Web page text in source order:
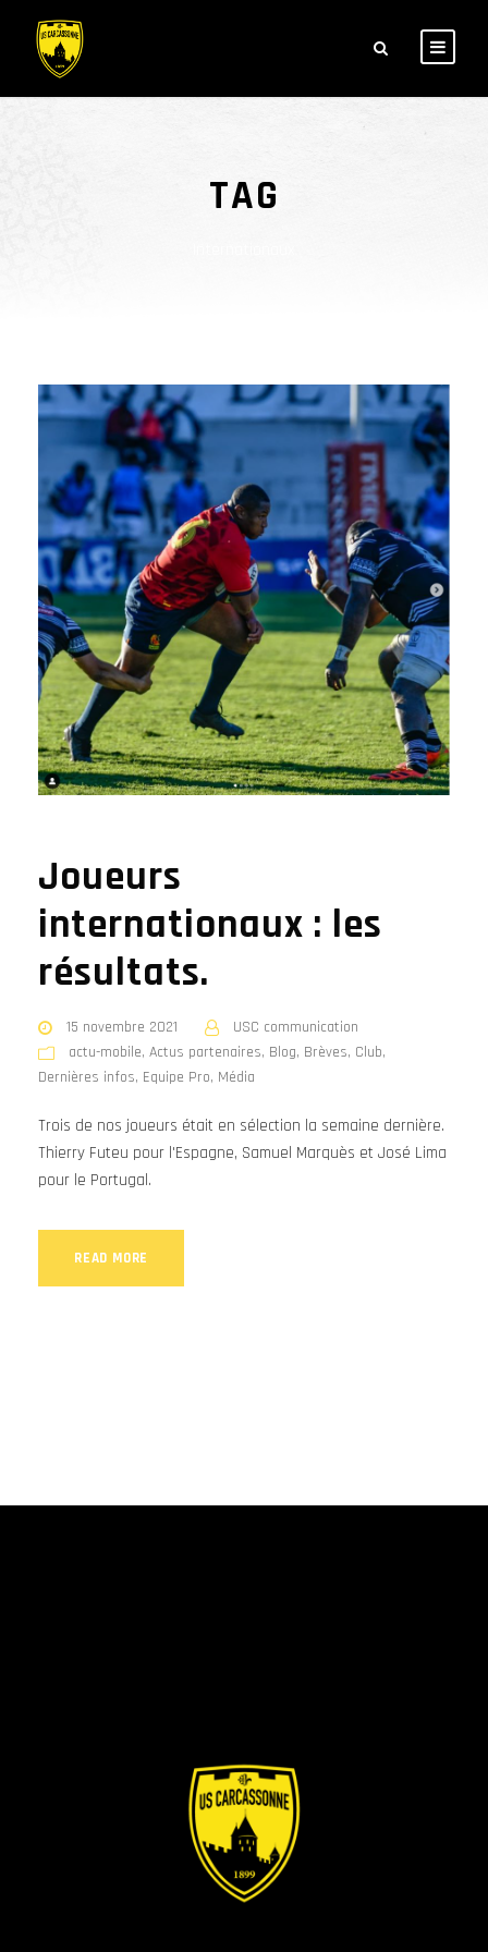
TAG
Joueurs
internationaux : les
résultats.
15 novembre 2021
USC communication
actu-mobile, Actus partenaires, Blog, Brèves, Club,
Dernières infos, Equipe Pro, Média
Trois de nos joueurs était en sélection la semaine dernière.
Thierry Futeu pour l'Espagne, Samuel Marquès et José Lima
pour le Portugal.
READ MORE